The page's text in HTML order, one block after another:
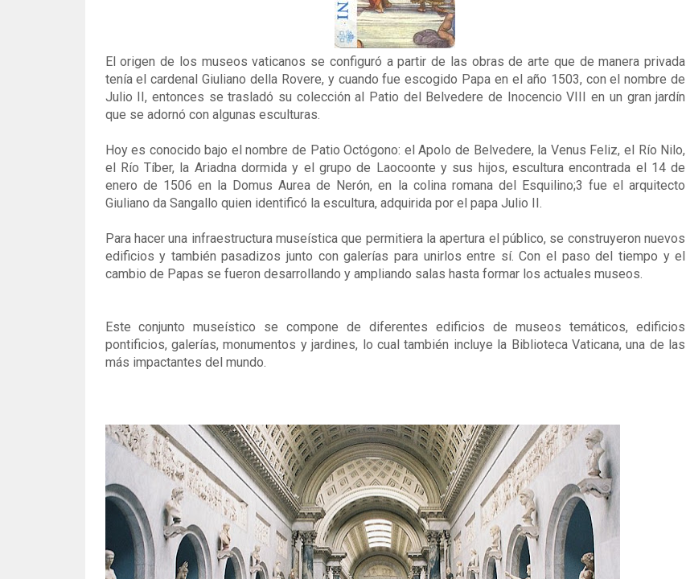
El origen de los museos vaticanos se configuró a partir de las obras de arte que de manera privada
tenía el cardenal Giuliano della Rovere, y cuando fue escogido Papa en el año 1503, con el nombre de
Julio II, entonces se trasladó su colección al Patio del Belvedere de Inocencio VIII en un gran jardín
que se adornó con algunas esculturas.
Hoy es conocido bajo el nombre de Patio Octógono: el Apolo de Belvedere, la Venus Feliz, el Río Nilo,
el Río Tíber, la Ariadna dormida y el grupo de Laocoonte y sus hijos, escultura encontrada el 14 de
enero de 1506 en la Domus Aurea de Nerón, en la colina romana del Esquilino;3​ fue el arquitecto
Giuliano da Sangallo quien identificó la escultura, adquirida por el papa Julio II.
Para hacer una infraestructura museística que permitiera la apertura el público, se construyeron nuevos
edificios y también pasadizos junto con galerías para unirlos entre sí. Con el paso del tiempo y el
cambio de Papas se fueron desarrollando y ampliando salas hasta formar los actuales museos.
Este conjunto museístico se compone de diferentes edificios de museos temáticos, edificios
pontificios, galerías, monumentos y jardines, lo cual también incluye la Biblioteca Vaticana, una de las
más impactantes del mundo.